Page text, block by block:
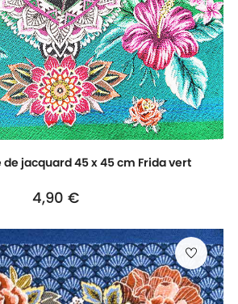
jacquard 45 x 45 cm Frida vert
Prix
4,90 €